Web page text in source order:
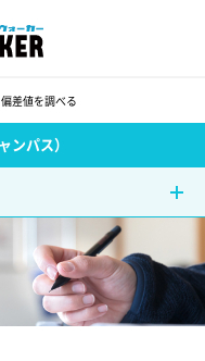
偏差値を調べる
ンパス）